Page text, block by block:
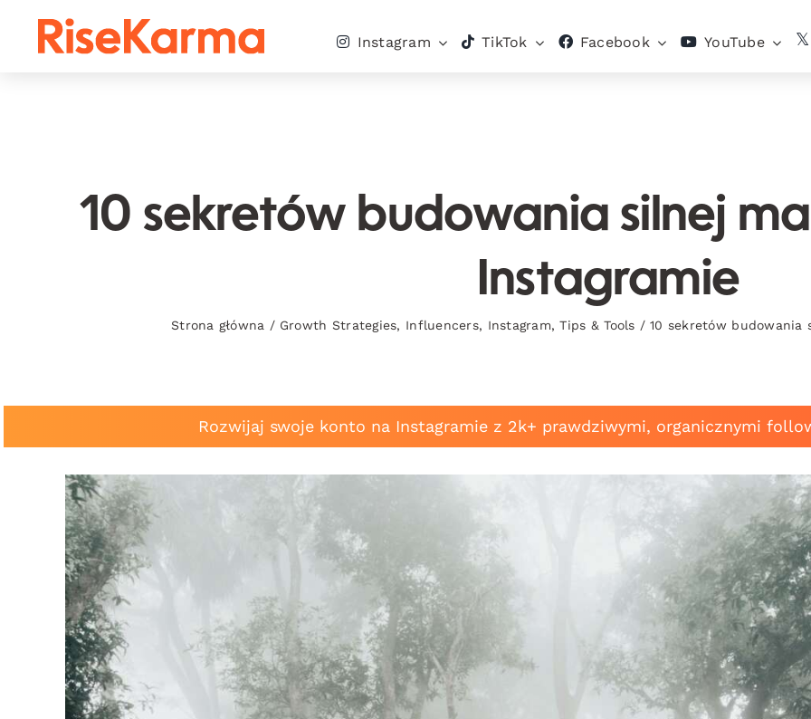
Instagram TikTok Facebook YouTube
10 sekretów budowania silnej
Instagramie
Strona główna / Growth Strategies, Influencers, Instagram,Tips & Tools / 10 sekretów budowania
Rozwijaj swoje konto na Instagramie z 2k+ prawdziwymi, organicznymi